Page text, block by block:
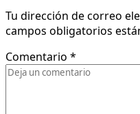
Tu dirección de correo
campos obligatorios
Comentario *